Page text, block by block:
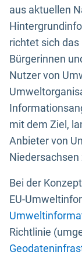
aus aktuellen
richtet sich
Bürgerinnen
Nutzer von
mit dem Ziel,
Anbieter von
Niedersachsen
Bei der
EU-
Richtlinie